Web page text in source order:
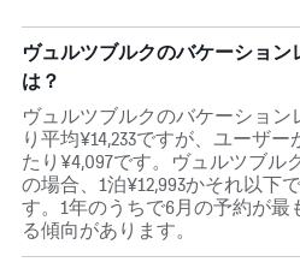
ま
で
の
日
数
を
表
て
い
ヴュルツブルクのバケーショ
は？
ヴュルツブルクのバケーション
り平均¥14,233ですが、ユーザ
たり¥4,097です。ヴュルツブル
の場合、1泊¥12,993かそれ以下
す。1年のうちで6月の予約が最
る傾向があります。